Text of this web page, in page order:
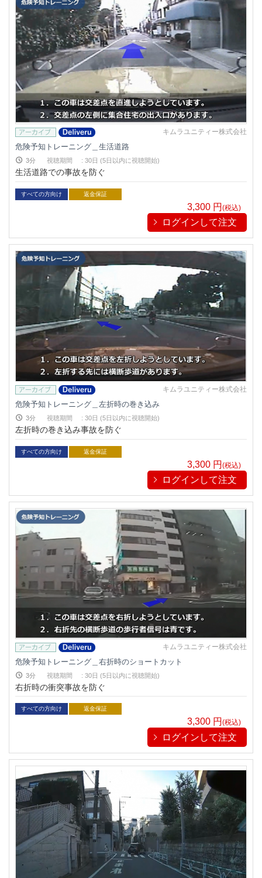
キムラユニティー株式会社
危険予知トレーニング＿生活道路
3分 視聴期間 : 30日 (5日以内に視聴開始)
生活道路での事故を防ぐ
すべての方向け 返金保証
3,300 円(税込)
ログインして注文
キムラユニティー株式会社
危険予知トレーニング＿左折時の巻き込み
3分 視聴期間 : 30日 (5日以内に視聴開始)
左折時の巻き込み事故を防ぐ
すべての方向け 返金保証
3,300 円(税込)
ログインして注文
キムラユニティー株式会社
危険予知トレーニング＿右折時のショートカット
3分 視聴期間 : 30日 (5日以内に視聴開始)
右折時の衝突事故を防ぐ
すべての方向け 返金保証
3,300 円 (税込)
ログインして注文